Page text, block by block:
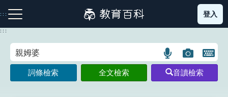
到
主
:::
注音索引圖示 筆畫索引圖示 部首索引表圖示
登入
:::
語
言
搜
圖
片
搜
開
鍵
詞條檢索 全文檢索 音讀檢索